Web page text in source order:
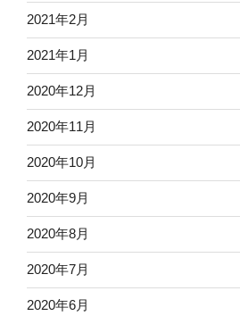
2021年2月
2021年1月
2020年12月
2020年11月
2020年10月
2020年9月
2020年8月
2020年7月
2020年6月